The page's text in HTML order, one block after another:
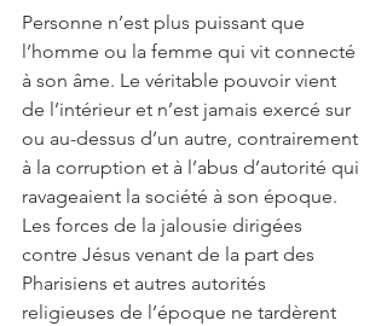
Personne n’est plus puissant que
l’homme ou la femme qui vit connecté
à son âme. Le véritable pouvoir vient
de l’intérieur et n’est jamais exercé sur
ou au-dessus d’un autre, contrairement
à la corruption et à l’abus d’autorité qui
ravageaient la société à son époque.
Les forces de la jalousie dirigées
contre Jésus venant de la part des
Pharisiens et autres autorités
religieuses de l’époque ne tardèrent